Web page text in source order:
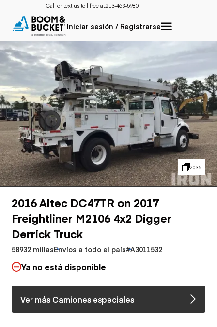
Call or text us toll free at:213-463-5980
Iniciar sesión / Registrarse
2036
2016 Altec DC47TR on 2017
Freightliner M2106 4x2 Digger
Derrick Truck
58932 millasEnvíos a todo el país#A3011532
Ya no está disponible
Ver más Camiones especiales